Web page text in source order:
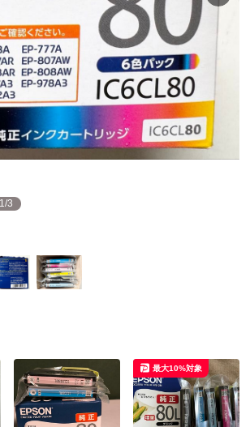
1/3
最大10%対象